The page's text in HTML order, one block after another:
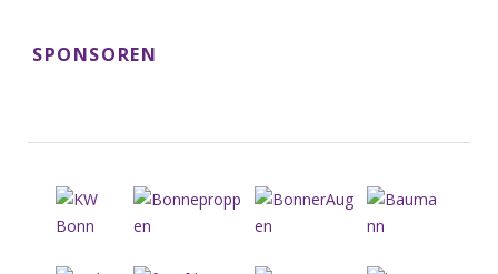
SPONSOREN